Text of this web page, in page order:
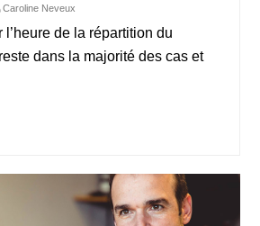
Caroline Neveux
l’heure de la répartition du
dans la majorité des cas et